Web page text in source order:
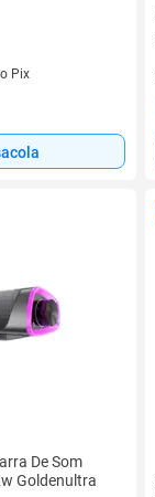
Pix
De Som
Goldenultra